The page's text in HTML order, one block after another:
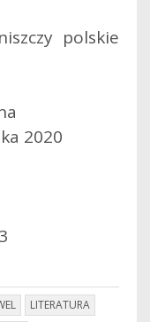
polskie
2020
LITERATURA